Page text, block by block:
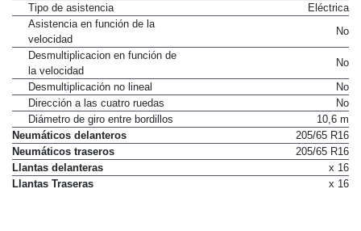
Tipo de asistencia
Eléctrica
Asistencia en función de la
velocidad
No
Desmultiplicacion en función de
la velocidad
No
Desmultiplicación no lineal
No
Dirección a las cuatro ruedas
No
Diámetro de giro entre bordillos
10,6 m
Neumáticos delanteros
205/65 R16
Neumáticos traseros
205/65 R16
Llantas delanteras
x 16
Llantas Traseras
x 16